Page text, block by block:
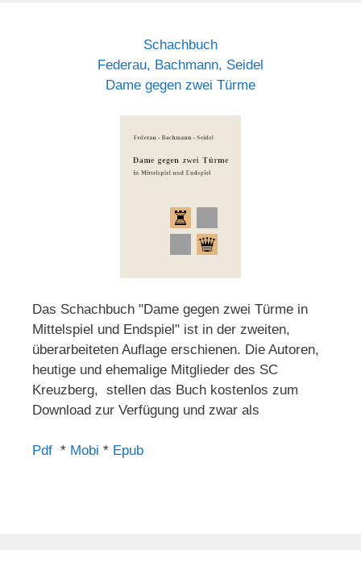
Schachbuch
Federau, Bachmann, Seidel
Dame gegen zwei Türme
Das Schachbuch "Dame gegen zwei Türme in
Mittelspiel und Endspiel" ist in der zweiten,
überarbeiteten Auflage erschienen. Die Autoren,
heutige und ehemalige Mitglieder des SC
Kreuzberg, stellen das Buch kostenlos zum
Download zur Verfügung und zwar als
Pdf * Mobi * Epub